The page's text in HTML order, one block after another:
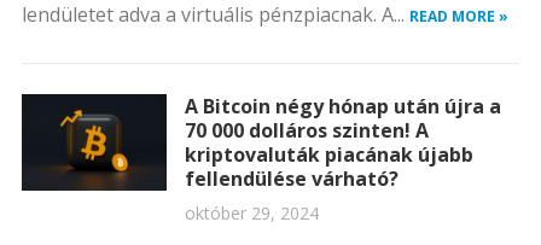
lendületet adva a virtuális pénzpiacnak. A... READ MORE »
A Bitcoin négy hónap után újra a
70 000 dolláros szinten! A
kriptovaluták piacának újabb
fellendülése várható?
október 29, 2024